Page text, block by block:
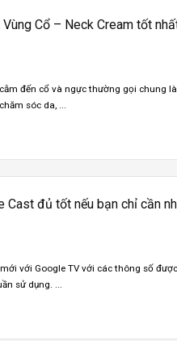
Cổ – Neck Cream tốt
đến cổ và ngực thường gọi chung
sóc da, ...
Cast đủ tốt nếu bạn chỉ cần
với Google TV với các thông số
sử dụng. ...